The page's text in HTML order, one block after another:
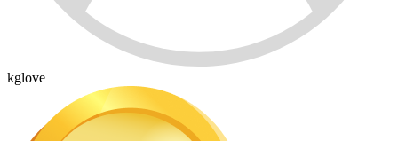
kglove